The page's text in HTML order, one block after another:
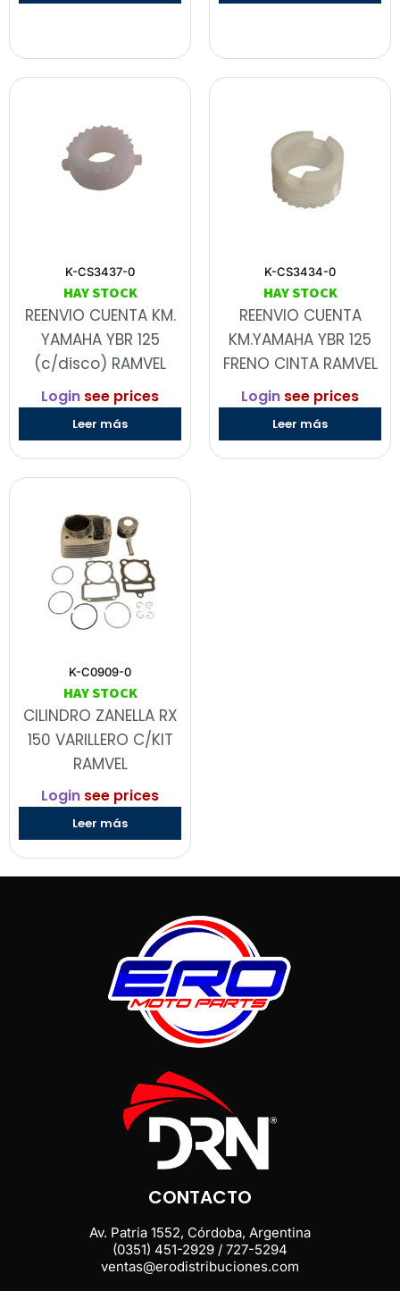
K-CS3437-0
HAY STOCK
REENVIO CUENTA KM.
YAMAHA YBR 125
(c/disco) RAMVEL
Login see prices
Leer más
K-CS3434-0
HAY STOCK
REENVIO CUENTA
KM.YAMAHA YBR 125
FRENO CINTA RAMVEL
Login see prices
Leer más
K-C0909-0
HAY STOCK
CILINDRO ZANELLA RX
150 VARILLERO C/KIT
RAMVEL
Login see prices
Leer más
CONTACTO
Av. Patria 1552, Córdoba, Argentina
(0351) 451-2929 / 727-5294
ventas@erodistribuciones.com